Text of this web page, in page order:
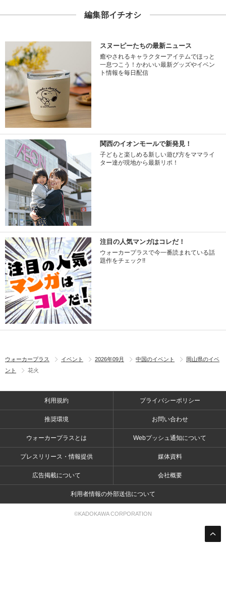
編集部イチオシ
スヌーピーたちの最新ニュース
癒やされるキャラクターアイテムでほっと
一息つこう！かわいい最新グッズやイベン
ト情報を毎日配信
関西のイオンモールで新発見！
子どもと楽しめる新しい遊び方をママライ
ター達が現地から最新リポ！
注目の人気マンガはコレだ！
ウォーカープラスで今一番読まれている話
題作をチェック!!
ウォーカープラス イベント 2026年09月 中国のイベント
岡山県のイベ
ント
花火
利用規約 プライバシーポリシー
推奨環境 お問い合わせ
ウォーカープラスとは Webプッシュ通知について
プレスリリース・情報提供 媒体資料
広告掲載について 会社概要
利用者情報の外部送信について
©KADOKAWA CORPORATION